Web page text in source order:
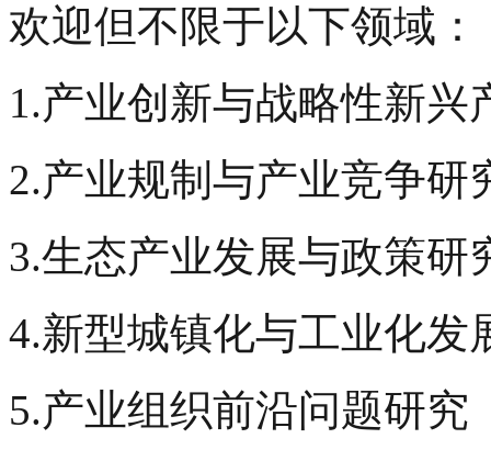
欢迎但不限于以下领域：
1.产业创新与战略性新兴
2.产业规制与产业竞争研
3.生态产业发展与政策研
4.新型城镇化与工业化发
5.产业组织前沿问题研究